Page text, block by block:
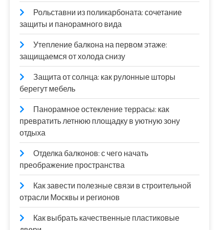
Рольставни из поликарбоната: сочетание
защиты и панорамного вида
Утепление балкона на первом этаже:
защищаемся от холода снизу
Защита от солнца: как рулонные шторы
берегут мебель
Панорамное остекление террасы: как
превратить летнюю площадку в уютную зону
отдыха
Отделка балконов: с чего начать
преображение пространства
Как завести полезные связи в строительной
отрасли Москвы и регионов
Как выбрать качественные пластиковые